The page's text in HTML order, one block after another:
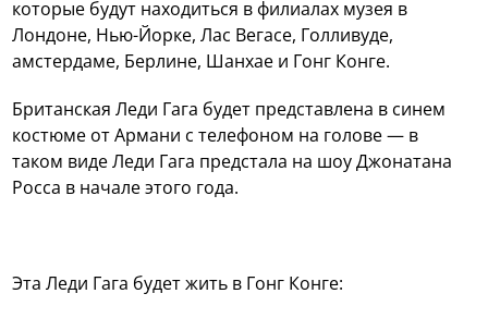
которые будут находиться в филиалах музея в
Лондоне, Нью-Йорке, Лас Вегасе, Голливуде,
амстердаме, Берлине, Шанхае и Гонг Конге.
Британская Леди Гага будет представлена в синем
костюме от Армани с телефоном на голове — в
таком виде Леди Гага предстала на шоу Джонатана
Росса в начале этого года.
Эта Леди Гага будет жить в Гонг Конге: